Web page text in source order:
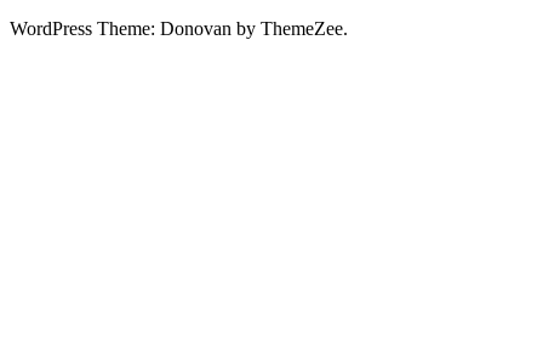
WordPress Theme: Donovan by ThemeZee.